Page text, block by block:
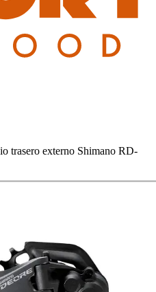
trasero externo Shimano RD-